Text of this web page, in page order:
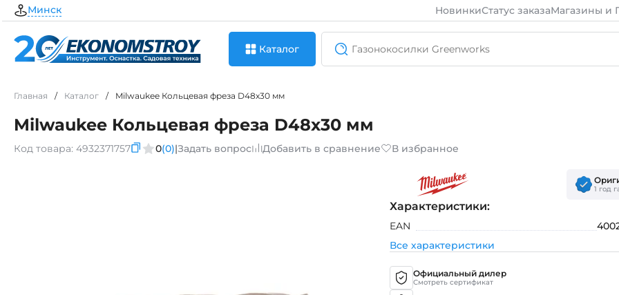
Минск НовинкиСтатус заказаМагазины и
Каталог
Главная / Каталог / Milwaukee Кольцевая фреза D48х30 мм
Milwaukee Кольцевая фреза D48х30 мм
Код товара: 4932371757 0(0)|Задать вопрос Добавить в сравнение В избранное
1 год
Характеристики:
EAN
Все характеристики
Официальный дилер
Смотреть сертификат